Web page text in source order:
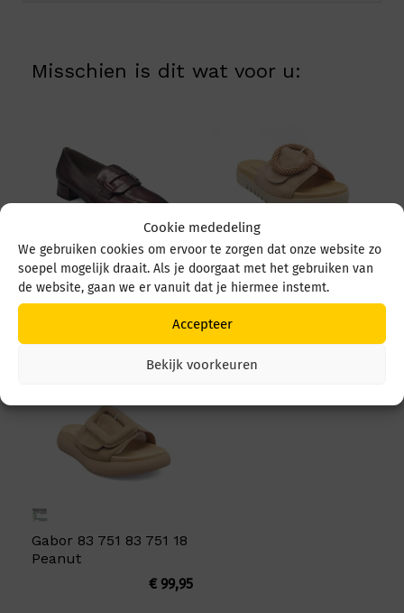
Cookie mededeling
We gebruiken cookies om ervoor te zorgen dat onze website zo
soepel mogelijk draait. Als je doorgaat met het gebruiken van
de website, gaan we er vanuit dat je hiermee instemt.
Accepteer
Bekijk voorkeuren
Misschien is dit wat voor u:
Gabor 4002.01 4002.01
Mulberry
129,95
Gabor 83 745 83 745 14
Sand
Gabor 83 751 83 751 18
Peanut
€99,95